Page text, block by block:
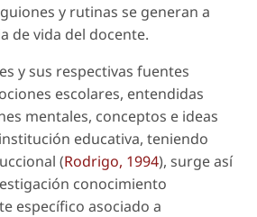
y rutinas se generan a
de vida del docente.
y sus respectivas fuentes
escolares, entendidas
mentales, conceptos e ideas
educativa, teniendo
(Rodrigo, 1994), surge así
conocimiento
específico asociado a